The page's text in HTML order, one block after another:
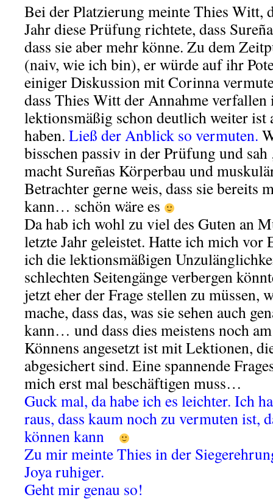
Bei der Platzierung meinte Thies Witt,
Jahr diese Prüfung richtete, dass
dass sie aber mehr könne. Zu dem
(naiv, wie ich bin), er würde auf ihr
einiger Diskussion mit Corinna
dass Thies Witt der Annahme verfallen
lektionsmäßig schon deutlich weiter ist
haben. Ließ der Anblick so vermuten.
bisschen passiv in der Prüfung und sah
macht Sureñas Körperbau und
Betrachter gerne weis, dass sie bereits
kann… schön wäre es
Da hab ich wohl zu viel des Guten an
letzte Jahr geleistet. Hatte ich mich vor
ich die lektionsmäßigen
schlechten Seitengänge verbergen
jetzt eher der Frage stellen zu müssen,
mache, dass das, was sie sehen auch
kann… und dass dies meistens noch
Könnens angesetzt ist mit Lektionen,
abgesichert sind. Eine spannende
mich erst mal beschäftigen muss…
Guck mal, da habe ich es leichter. Ich
raus, dass kaum noch zu vermuten ist,
können kann
Zu mir meinte Thies in der
Joya ruhiger.
Geht mir genau so!